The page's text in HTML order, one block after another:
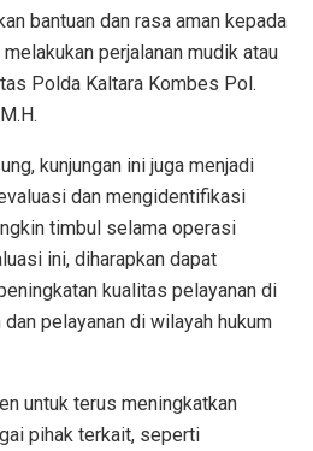
bantuan dan rasa aman kepada
perjalanan mudik atau
Polda Kaltara Kombes Pol.
kunjungan ini juga menjadi
dan mengidentifikasi
timbul selama operasi
ini, diharapkan dapat
kualitas pelayanan di
pelayanan di wilayah hukum
untuk terus meningkatkan
pihak terkait, seperti